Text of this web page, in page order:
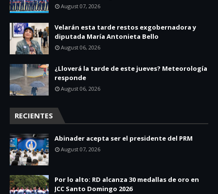
August 07, 2026
Velarán esta tarde restos exgobernadora y
diputada María Antonieta Bello
August 06, 2026
¿Lloverá la tarde de este jueves? Meteorología
responde
August 06, 2026
RECIENTES
Abinader acepta ser el presidente del PRM
August 07, 2026
Por lo alto: RD alcanza 30 medallas de oro en
JCC Santo Domingo 2026